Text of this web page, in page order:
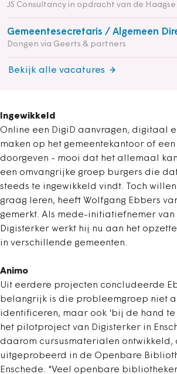
JS Consultancy in opdracht van de
Gemeentesecretaris / Algemeen
Dongen via Geerts & partners
Bekijk alle vacatures
Ingewikkeld
Online een DigiD aanvragen, digitaal
maken op het gemeentekantoor of
doorgeven - mooi dat het allemaal
een omvangrijke groep burgers die
steeds te ingewikkeld vindt. Toch
graag leren, heeft Wolfgang Ebbers
gemerkt. Als mede-initiatiefnemer
Digisterker werkt hij nu aan het
in verschillende gemeenten.
Animo
Uit eerdere projecten concludeerde
belangrijk is die probleemgroep niet
identificeren, maar ook 'bij de hand te
het pilotproject van Digisterker in
daarom cursusmaterialen ontwikkeld,
uitgeprobeerd in de Openbare
Enschede. "Veel openbare